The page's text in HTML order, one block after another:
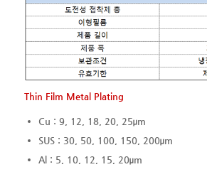
Thin Film Metal Plating
Cu : 9, 12, 18, 20, 25μm
SUS : 30, 50, 100, 150, 200μm
Al : 5, 10, 12, 15, 20μm